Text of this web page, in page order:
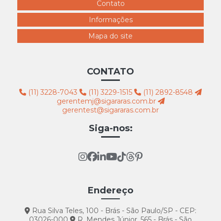
4329 pernão grávida branco
4330 claudia raia branca
4331 pernão plus size feminino branco
4334 busto feminino com braços branco
4335 busto femininopl af12
4336 busto feminino r21 branco
4337 Busto Encorpado Branco Roto
4339 expositor calcinha branco
4341 Expositor Calça Fem ST
4342 Expositor Calça Fem Perna Dobrada
Contato
Informações
Mapa do site
CONTATO
(11) 3228-7043 (11) 3229-1515
(11) 2892-8548
gerentemj@sigararas.com.br
gerentest@sigararas.com.br
Siga-nos:
Endereço
Rua Silva Teles, 100 - Brás - São Paulo/SP - CEP: